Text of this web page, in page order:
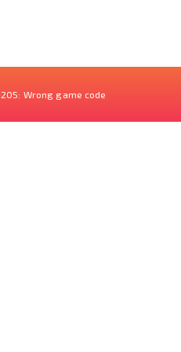
Wrong game code